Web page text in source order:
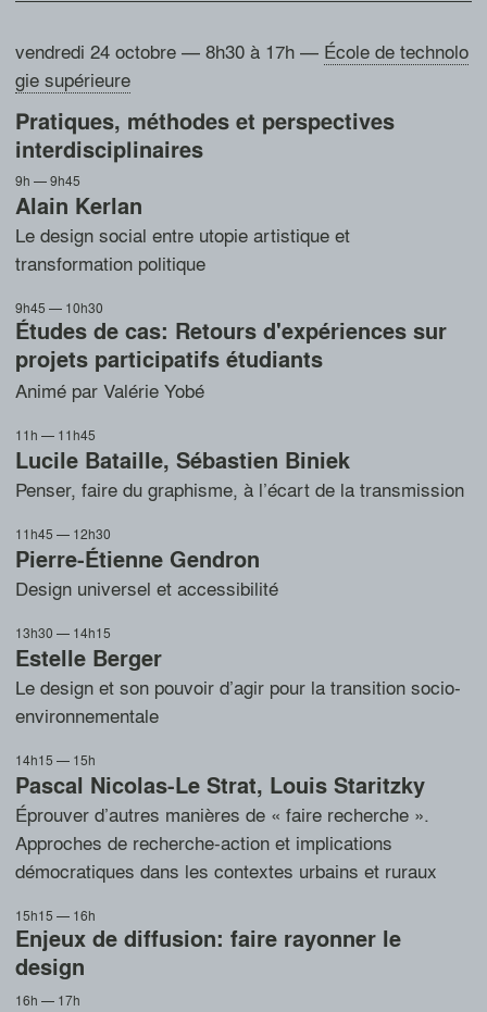
vendredi 24 octobre — 8h30 à 17h — École de technolo
gie supérieure
Pratiques, méthodes et perspectives
interdisciplinaires
9h — 9h45
Alain Kerlan
Le design social entre utopie artistique et
transformation politique
9h45 — 10h30
Études de cas: Retours d'expériences sur
projets participatifs étudiants
Animé par Valérie Yobé
11h — 11h45
Lucile Bataille,Sébastien Biniek
Penser, faire du graphisme, à l’écart de la transmission
11h45 — 12h30
Pierre-Étienne Gendron
Design universel et accessibilité
13h30 — 14h15
Estelle Berger
Le design et son pouvoir d’agir pour la transition socio-
environnementale
14h15 — 15h
Pascal Nicolas-Le Strat, Louis Staritzky
Éprouver d’autres manières de « faire recherche ».
Approches de recherche-action et implications
démocratiques dans les contextes urbains et ruraux
15h15 — 16h
Enjeux de diffusion: faire rayonner le
design
16h — 17h